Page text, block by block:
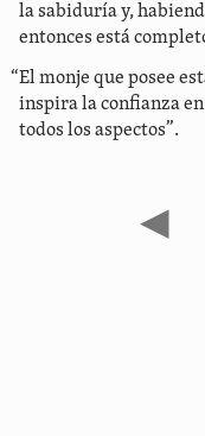
la sabiduría y,
entonces está
“El monje que posee
inspira la confianza
todos los aspectos”.
◀